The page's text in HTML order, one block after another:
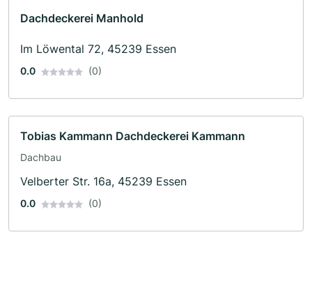
Dachdeckerei Manhold
Im Löwental 72, 45239 Essen
0.0 (0)
Tobias Kammann Dachdeckerei Kammann
Dachbau
Velberter Str. 16a, 45239 Essen
0.0 (0)